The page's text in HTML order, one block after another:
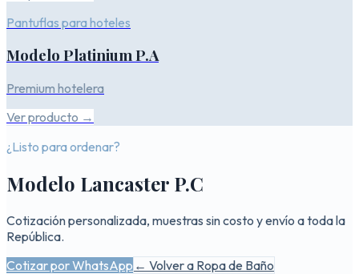
Pantuflas para hoteles
Modelo Platinium P.A
Premium hotelera
Ver producto →
¿Listo para ordenar?
Modelo Lancaster P.C
Cotización personalizada, muestras sin costo y envío a toda la
República.
Cotizar por WhatsApp ← Volver a Ropa de Baño